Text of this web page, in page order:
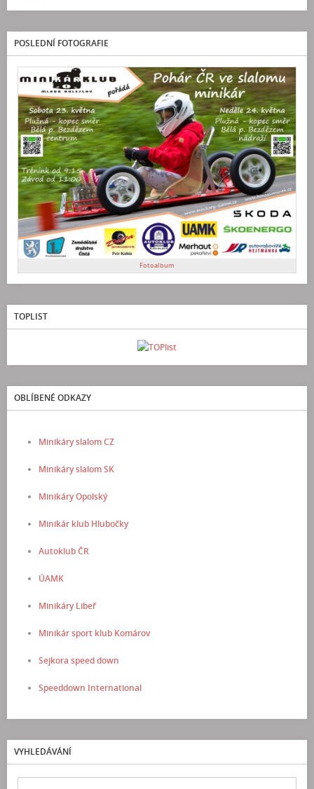
POSLEDNÍ FOTOGRAFIE
Fotoalbum
TOPLIST
OBLÍBENÉ ODKAZY
Minikáry slalom CZ
Minikáry slalom SK
Minikáry Opolský
Minikár klub Hlubočky
Autoklub ČR
ÚAMK
Minikáry Libeř
Minikár sport klub Komárov
Sejkora speed down
Speeddown International
VYHLEDÁVÁNÍ